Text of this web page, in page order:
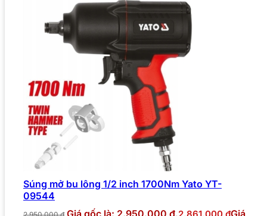
Súng mở bu lông 1/2 inch 1700Nm Yato YT-
09544